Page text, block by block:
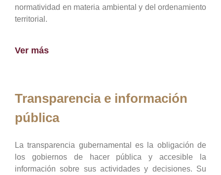
normatividad en materia ambiental y del ordenamiento
territorial.
Ver más
Transparencia e información
pública
La transparencia gubernamental es la obligación de
los gobiernos de hacer pública y accesible la
información sobre sus actividades y decisiones. Su